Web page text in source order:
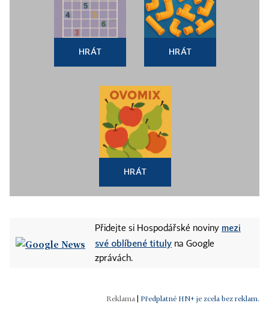
HRÁT HRÁT
HRÁT
Přidejte si Hospodářské noviny mezi
své oblíbené tituly na Google
zprávách.
Předplatné HN+ je zcela bez reklam.